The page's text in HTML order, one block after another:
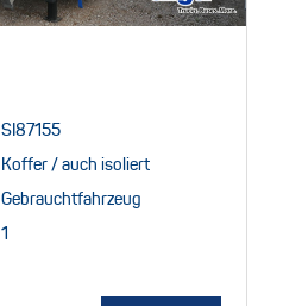
SI87155
Koffer / auch isoliert
Gebrauchtfahrzeug
1